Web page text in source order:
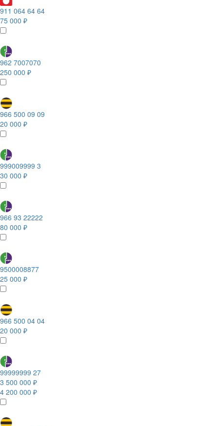
911 064 64 64
75 000 ₽
962 7007070
250 000 ₽
966 500 09 09
20 000 ₽
999009999 3
30 000 ₽
966 93 22222
80 000 ₽
9500008877
25 000 ₽
966 500 04 04
20 000 ₽
99999999 27
3 500 000 ₽
4 200 000 ₽